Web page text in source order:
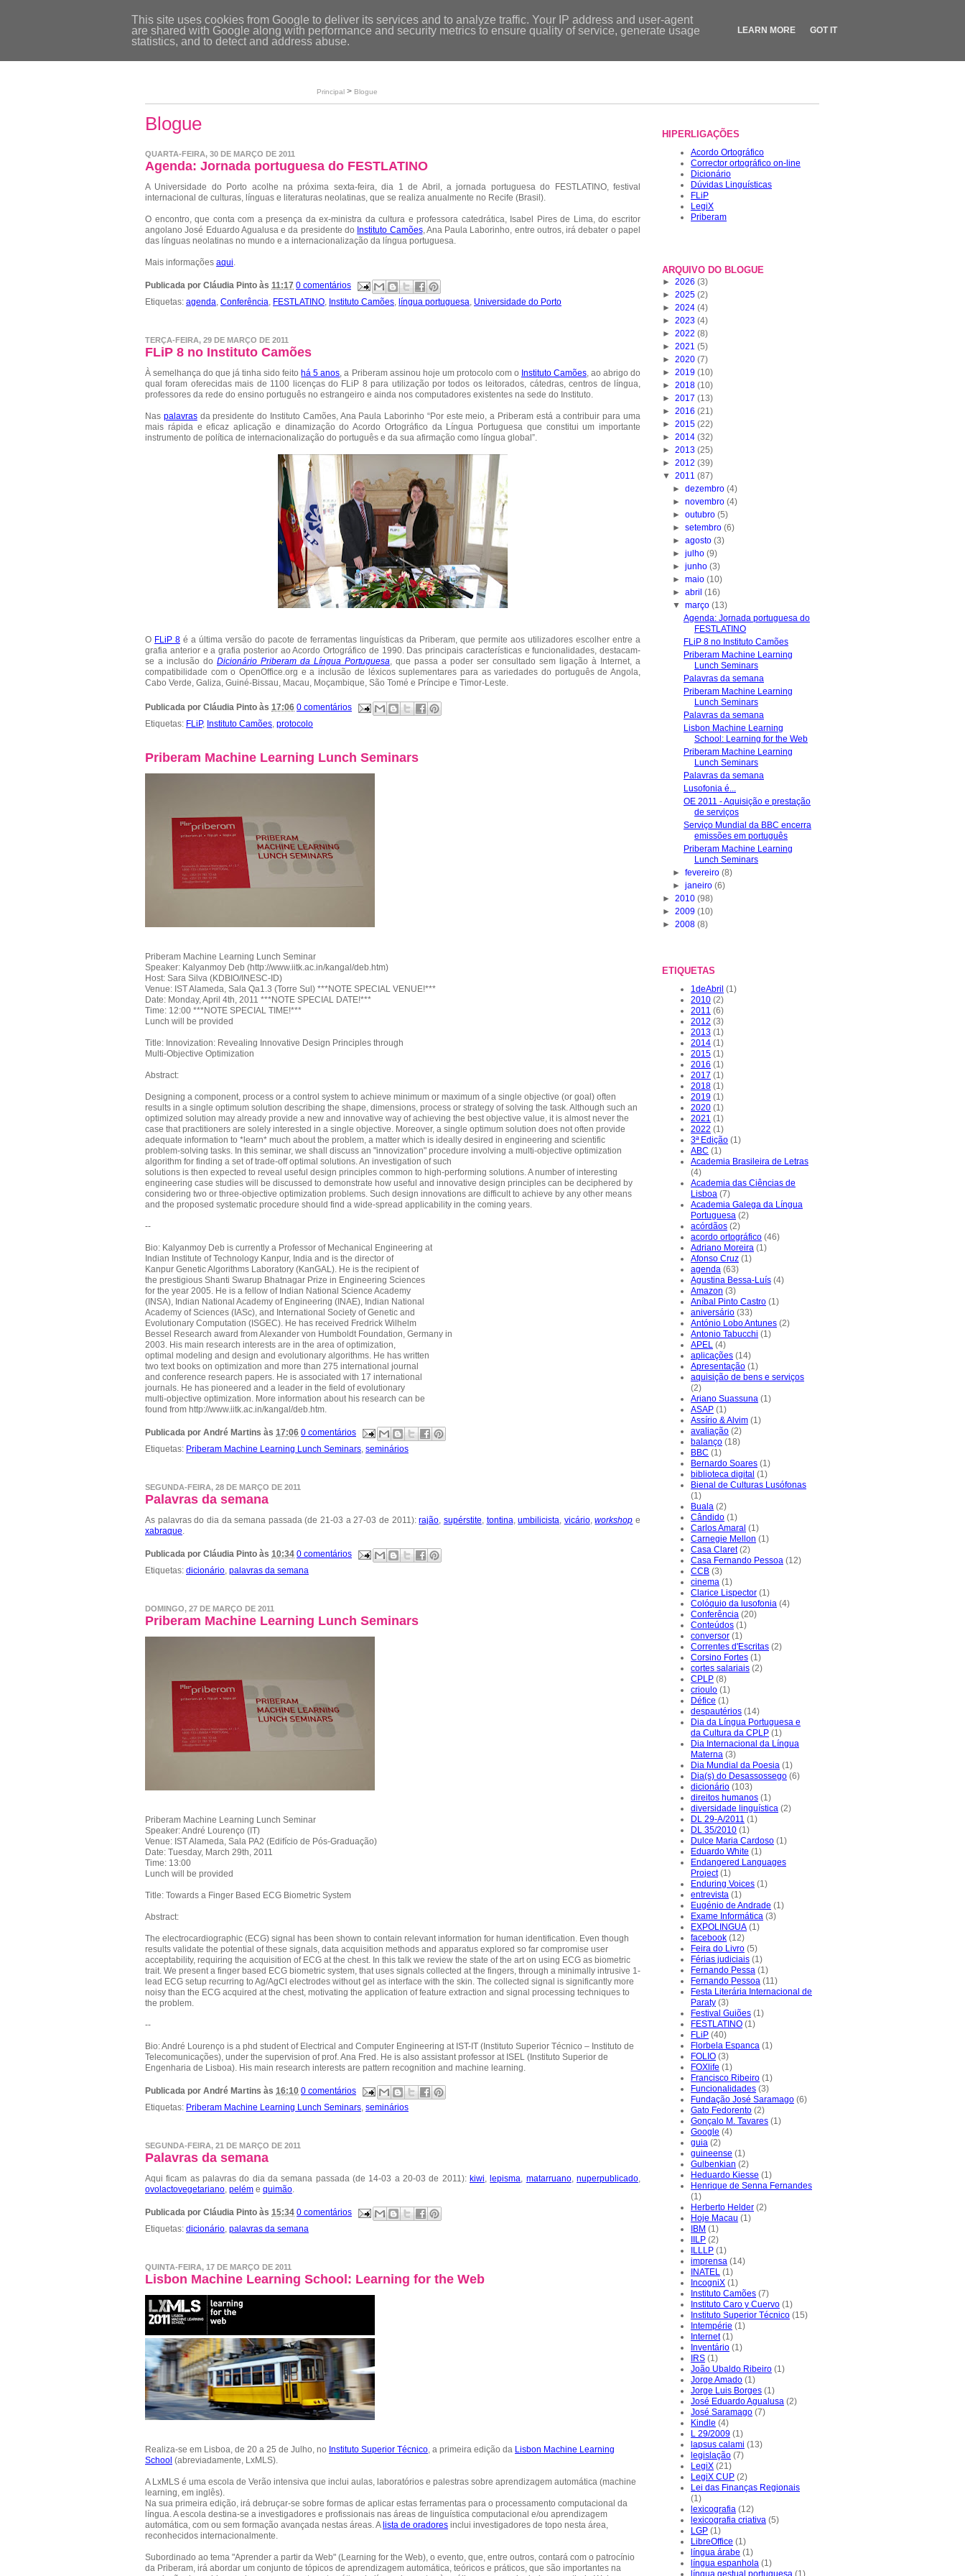
Início
Loja
Principal > Blogue
Blogue
QUARTA-FEIRA, 30 DE MARÇO DE 2011
Agenda: Jornada portuguesa do FESTLATINO
A Universidade do Porto acolhe na próxima sexta-feira, dia 1 de Abril, a jornada portuguesa do FESTLATINO, festival
internacional de culturas, línguas e literaturas neolatinas, que se realiza anualmente no Recife (Brasil).
O encontro, que conta com a presença da ex-ministra da cultura e professora catedrática, Isabel Pires de Lima, do escritor
angolano José Eduardo Agualusa e da presidente do Instituto Camões, Ana Paula Laborinho, entre outros, irá debater o papel
das línguas neolatinas no mundo e a internacionalização da língua portuguesa.
Mais informações aqui.
Publicada por Cláudia Pinto às 11:17 0 comentários
Etiquetas: agenda, Conferência, FESTLATINO, Instituto Camões, língua portuguesa, Universidade do Porto
TERÇA-FEIRA, 29 DE MARÇO DE 2011
FLiP 8 no Instituto Camões
À semelhança do que já tinha sido feito há 5 anos, a Priberam assinou hoje um protocolo com o Instituto Camões, ao abrigo do
qual foram oferecidas mais de 1100 licenças do FLiP 8 para utilização por todos os leitorados, cátedras, centros de língua,
professores da rede do ensino português no estrangeiro e ainda nos computadores existentes na sede do Instituto.
Nas palavrasda presidente do Instituto Camões, Ana Paula Laborinho “Por este meio, a Priberam está a contribuir para uma
mais rápida e eficaz aplicação e dinamização do Acordo Ortográfico da Língua Portuguesa que constitui um importante
instrumento de política de internacionalização do português e da sua afirmação como língua global”.
O FLiP 8 é a última versão do pacote de ferramentas linguísticas da Priberam, que permite aos utilizadores escolher entre a
grafia anterior e a grafia posterior ao Acordo Ortográfico de 1990. Das principais características e funcionalidades, destacam-
se a inclusão do Dicionário Priberam da Língua Portuguesa, que passa a poder ser consultado sem ligação à Internet, a
compatibilidade com o OpenOffice.org e a inclusão de léxicos suplementares para as variedades do português de Angola,
Cabo Verde, Galiza, Guiné-Bissau, Macau, Moçambique, São Tomé e Príncipe e Timor-Leste.
Publicada por Cláudia Pinto às 17:06 0 comentários
Etiquetas: FLiP, Instituto Camões, protocolo
Priberam Machine Learning Lunch Seminars
Priberam Machine Learning Lunch Seminar
Speaker: Kalyanmoy Deb (http://www.iitk.ac.in/kangal/deb.htm)
Host: Sara Silva (KDBIO/INESC-ID)
Venue: IST Alameda, Sala Qa1.3 (Torre Sul) ***NOTE SPECIAL VENUE!***
Date: Monday, April 4th, 2011 ***NOTE SPECIAL DATE!***
Time: 12:00 ***NOTE SPECIAL TIME!***
Lunch will be provided
Title: Innovization: Revealing Innovative Design Principles through
Multi-Objective Optimization
Abstract:
Designing a component, process or a control system to achieve minimum or maximum of a single objective (or goal) often
results in a single optimum solution describing the shape, dimensions, process or strategy of solving the task. Although such an
optimized solution may already provide a new and innovative way of achieving the best objective value, it is almost never the
case that practitioners are solely interested in a single objective. Moreover, a single optimum solution does not often provide
adequate information to *learn* much about the problem, a matter which is ideally desired in engineering and scientific
problem-solving tasks. In this seminar, we shall discuss an "innovization" procedure involving a multi-objective optimization
algorithm for finding a set of trade-off optimal solutions. An investigation of such
solutions is then expected to reveal useful design principles common to high-performing solutions. A number of interesting
engineering case studies will be discussed to demonstrate how useful and innovative design principles can be deciphered by
considering two or three-objective optimization problems. Such design innovations are difficult to achieve by any other means
and the proposed systematic procedure should find a wide-spread applicability in the coming years.
--
Bio: Kalyanmoy Deb is currently a Professor of Mechanical Engineering at
Indian Institute of Technology Kanpur, India and is the director of
Kanpur Genetic Algorithms Laboratory (KanGAL). He is the recipient of
the prestigious Shanti Swarup Bhatnagar Prize in Engineering Sciences
for the year 2005. He is a fellow of Indian National Science Academy
(INSA), Indian National Academy of Engineering (INAE), Indian National
Academy of Sciences (IASc), and International Society of Genetic and
Evolutionary Computation (ISGEC). He has received Fredrick Wilhelm
Bessel Research award from Alexander von Humboldt Foundation, Germany in
2003. His main research interests are in the area of optimization,
optimal modeling and design and evolutionary algorithms. He has written
two text books on optimization and more than 275 international journal
and conference research papers. He is associated with 17 international
journals. He has pioneered and a leader in the field of evolutionary
multi-objective optimization. More information about his research can be
found from http://www.iitk.ac.in/kangal/deb.htm.
Publicada por André Martins às 17:06 0 comentários
Etiquetas: Priberam Machine Learning Lunch Seminars, seminários
SEGUNDA-FEIRA, 28 DE MARÇO DE 2011
Palavras da semana
As palavras do dia da semana passada (de 21-03 a 27-03 de 2011):rajão, supérstite, tontina,umbilicista, vicário,workshop e
xabraque.
Publicada por Cláudia Pinto às 10:34 0 comentários
Etiquetas: dicionário, palavras da semana
DOMINGO, 27 DE MARÇO DE 2011
Priberam Machine Learning Lunch Seminars
Priberam Machine Learning Lunch Seminar
Speaker: André Lourenço (IT)
Venue: IST Alameda, Sala PA2 (Edifício de Pós-Graduação)
Date: Tuesday, March 29th, 2011
Time: 13:00
Lunch will be provided
Title: Towards a Finger Based ECG Biometric System
Abstract:
The electrocardiographic (ECG) signal has been shown to contain relevant information for human identification. Even though
results validate the potential of these signals, data acquisition methods and apparatus explored so far compromise user
acceptability, requiring the acquisition of ECG at the chest. In this talk we review the state of the art on using ECG as biometric
trait. We present a finger based ECG biometric system, that uses signals collected at the fingers, through a minimally intrusive 1-
lead ECG setup recurring to Ag/AgCl electrodes without gel as interface with the skin. The collected signal is significantly more
noisy than the ECG acquired at the chest, motivating the application of feature extraction and signal processing techniques to
the problem.
--
Bio: André Lourenço is a phd student of Electrical and Computer Engineering at IST-IT (Instituto Superior Técnico – Instituto de
Telecomunicações), under the supervision of prof. Ana Fred. He is also assistant professor at ISEL (Instituto Superior de
Engenharia de Lisboa). His main research interests are pattern recognition and machine learning.
Publicada por André Martins às 16:10 0 comentários
Etiquetas: Priberam Machine Learning Lunch Seminars, seminários
SEGUNDA-FEIRA, 21 DE MARÇO DE 2011
Palavras da semana
Aqui ficam as palavras do dia da semana passada (de 14-03 a 20-03 de 2011): kiwi, lepisma, matarruano,nuperpublicado,
ovolactovegetariano, pelém e quimão.
Publicada por Cláudia Pinto às 15:34 0 comentários
Etiquetas: dicionário, palavras da semana
QUINTA-FEIRA, 17 DE MARÇO DE 2011
Lisbon Machine Learning School: Learning for the Web
Realiza-se em Lisboa, de 20 a 25 de Julho, no Instituto Superior Técnico, a primeira edição da Lisbon Machine Learning
School (abreviadamente, LxMLS).
A LxMLS é uma escola de Verão intensiva que inclui aulas, laboratórios e palestras sobre aprendizagem automática (machine
learning, em inglês).
Na sua primeira edição, irá debruçar-se sobre formas de aplicar estas ferramentas para o processamento computacional da
língua. A escola destina-se a investigadores e profissionais nas áreas de linguística computacional e/ou aprendizagem
automática, com ou sem formação avançada nestas áreas. A lista de oradores inclui investigadores de topo nesta área,
reconhecidos internacionalmente.
Subordinado ao tema "Aprender a partir da Web" (Learning for the Web), o evento, que, entre outros, contará com o patrocínio
da Priberam, irá abordar um conjunto de tópicos de aprendizagem automática, teóricos e práticos, que são importantes na
HIPERLIGAÇÕES
Acordo Ortográfico
Corrector ortográfico on-line
Dicionário
Dúvidas Linguísticas
FLiP
LegiX
Priberam
ARQUIVO DO BLOGUE
► 2026 (3)
► 2025 (2)
► 2024 (4)
► 2023 (4)
► 2022 (8)
► 2021 (5)
► 2020 (7)
► 2019 (10)
► 2018 (10)
► 2017 (13)
► 2016 (21)
► 2015 (22)
► 2014 (32)
► 2013 (25)
► 2012 (39)
▼ 2011 (87)
►dezembro(4)
►novembro(4)
►outubro(5)
►setembro(6)
►agosto(3)
►julho(9)
►junho(3)
►maio(10)
►abril(16)
▼março(13)
Agenda: Jornada portuguesa do
FESTLATINO
FLiP 8 no Instituto Camões
Priberam Machine Learning
Lunch Seminars
Palavras da semana
Priberam Machine Learning
Lunch Seminars
Palavras da semana
Lisbon Machine Learning
School: Learning for the Web
Priberam Machine Learning
Lunch Seminars
Palavras da semana
Lusofonia é...
OE 2011 - Aquisição e prestação
de serviços
Serviço Mundial da BBC encerra
emissões em português
Priberam Machine Learning
Lunch Seminars
►fevereiro(8)
►janeiro(6)
► 2010 (98)
► 2009 (10)
► 2008 (8)
ETIQUETAS
1deAbril (1)
2010 (2)
2011 (6)
2012 (3)
2013 (1)
2014 (1)
2015 (1)
2016 (1)
2017 (1)
2018 (1)
2019 (1)
2020 (1)
2021 (1)
2022 (1)
3ª Edição (1)
ABC (1)
Academia Brasileira de Letras
(4)
Academia das Ciências de
Lisboa (7)
Academia Galega da Língua
Portuguesa (2)
acórdãos (2)
acordo ortográfico (46)
Adriano Moreira (1)
Afonso Cruz (1)
agenda (63)
Agustina Bessa-Luís (4)
Amazon (3)
Aníbal Pinto Castro (1)
aniversário (33)
António Lobo Antunes (2)
Antonio Tabucchi (1)
APEL (4)
aplicações (14)
Apresentação (1)
aquisição de bens e serviços
(2)
Ariano Suassuna (1)
ASAP (1)
Assírio & Alvim (1)
avaliação (2)
balanço (18)
BBC (1)
Bernardo Soares (1)
biblioteca digital (1)
Bienal de Culturas Lusófonas
(1)
Buala (2)
Cândido (1)
Carlos Amaral (1)
Carnegie Mellon (1)
Casa Claret (2)
Casa Fernando Pessoa (12)
CCB (3)
cinema (1)
Clarice Lispector (1)
Colóquio da lusofonia (4)
Conferência (20)
Conteúdos (1)
conversor (1)
Correntes d'Escritas (2)
Corsino Fortes (1)
cortes salariais (2)
CPLP (8)
crioulo (1)
Défice (1)
despautérios (14)
Dia da Língua Portuguesa e
da Cultura da CPLP (1)
Dia Internacional da Língua
Materna (3)
Dia Mundial da Poesia (1)
Dia(s) do Desassossego (6)
dicionário (103)
direitos humanos (1)
diversidade linguística (2)
DL 29-A/2011 (1)
DL 35/2010 (1)
Dulce Maria Cardoso (1)
Eduardo White (1)
Endangered Languages
Project (1)
Enduring Voices (1)
entrevista (1)
Eugénio de Andrade (1)
Exame Informática (3)
EXPOLINGUA (1)
facebook (12)
Feira do Livro (5)
Férias judiciais (1)
Fernando Pessa (1)
Fernando Pessoa (11)
Festa Literária Internacional de
Paraty (3)
Festival Guiões (1)
FESTLATINO (1)
FLiP (40)
Florbela Espanca (1)
FOLIO (3)
FOXlife (1)
Francisco Ribeiro (1)
Funcionalidades (3)
Fundação José Saramago (6)
Gato Fedorento (2)
Gonçalo M. Tavares (1)
Google (4)
guia (2)
guineense (1)
Gulbenkian (2)
Heduardo Kiesse (1)
Henrique de Senna Fernandes
(1)
Herberto Helder (2)
Hoje Macau (1)
IBM (1)
IILP (2)
ILLLP (1)
imprensa (14)
INATEL (1)
IncogniX (1)
Instituto Camões (7)
Instituto Caro y Cuervo (1)
Instituto Superior Técnico (15)
Intempérie (1)
Internet (1)
Inventário (1)
IRS (1)
João Ubaldo Ribeiro (1)
Jorge Amado (1)
Jorge Luis Borges (1)
José Eduardo Agualusa (2)
José Saramago (7)
Kindle (4)
L 29/2009 (1)
lapsus calami (13)
legislação (7)
LegiX (21)
LegiX CUP (2)
Lei das Finanças Regionais
(1)
lexicografia (12)
lexicografia criativa (5)
LGP (1)
LibreOffice (1)
língua árabe (1)
língua espanhola (1)
língua gestual portuguesa (1)
This site uses cookies from Google to deliver its services and to analyze traffic. Your IP address and user-agent
are shared with Google along with performance and security metrics to ensure quality of service, generate usage
statistics, and to detect and address abuse.
LEARN MORE GOT IT